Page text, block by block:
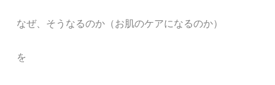
なぜ、そうなるのか（お肌のケアになるのか）
を